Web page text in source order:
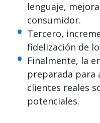
lenguaje,
consumidor.
Tercero,
fidelización de
Finalmente, la
preparada para
clientes reales
potenciales.